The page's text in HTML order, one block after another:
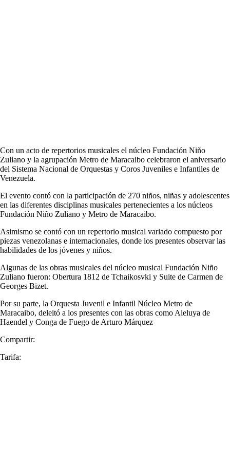
Con un acto de repertorios musicales el núcleo Fundación Niño
Zuliano y la agrupación Metro de Maracaibo celebraron el aniversario
del Sistema Nacional de Orquestas y Coros Juveniles e Infantiles de
Venezuela.
El evento contó con la participación de 270 niños, niñas y adolescentes
en las diferentes disciplinas musicales pertenecientes a los núcleos
Fundación Niño Zuliano y Metro de Maracaibo.
Asimismo se contó con un repertorio musical variado compuesto por
piezas venezolanas e internacionales, donde los presentes observar las
habilidades de los jóvenes y niños.
Algunas de las obras musicales del núcleo musical Fundación Niño
Zuliano fueron: Obertura 1812 de Tchaikosvki y Suite de Carmen de
Georges Bizet.
Por su parte, la Orquesta Juvenil e Infantil Núcleo Metro de
Maracaibo, deleitó a los presentes con las obras como Aleluya de
Haendel y Conga de Fuego de Arturo Márquez
Compartir:
Tarifa: